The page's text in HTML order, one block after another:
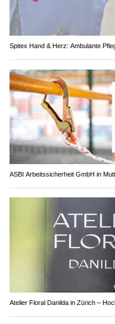
Spitex Hand & Herz: Ambulante
ASBI Arbeitssicherheit GmbH in
Atelier Floral Danilda in Zürich –